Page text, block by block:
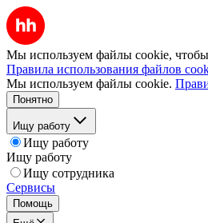
Мы используем файлы cookie, чтобы
Правила использования файлов
Мы используем файлы cookie.
Понятно
Ищу работу
Ищу работу
Ищу работу
Ищу сотрудника
Сервисы
Помощь